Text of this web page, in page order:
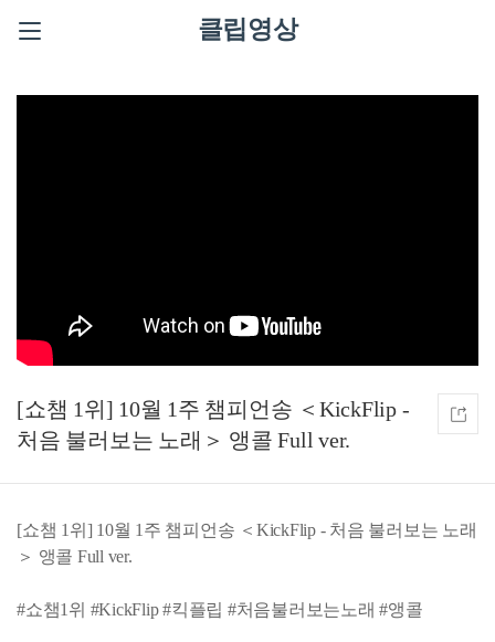
클립영상
[쇼챔 1위] 10월 1주 챔피언송 ＜KickFlip -
처음 불러보는 노래＞ 앵콜 Full ver.
[쇼챔 1위] 10월 1주 챔피언송 ＜KickFlip - 처음 불러보는 노래
＞ 앵콜 Full ver.
#쇼챔1위 #KickFlip #킥플립 #처음불러보는노래 #앵콜